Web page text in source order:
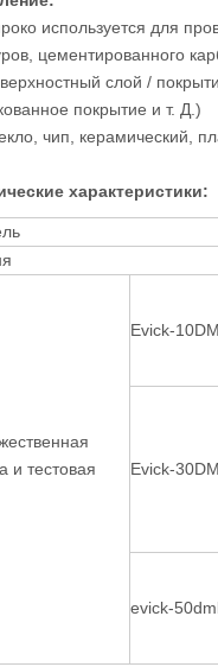
используется для
цементированного
слой /
покрытие и т. Д.)
чип, керамический,
характеристики:
и тестовая
Evick-
Evick-
evick-